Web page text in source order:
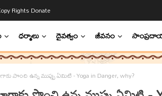
RightsDonate
ధర్మాలు దైవత్వం జీవనం
పొంచి ఉన్న ముప్పు ఏమిటి - Yoga in Danger, why?